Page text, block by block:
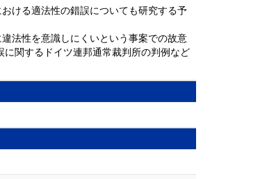
ける適法性の錯誤についても研究する予
法性を意識しにくいという事案での故意
関するドイツ連邦通常裁判所の判例など